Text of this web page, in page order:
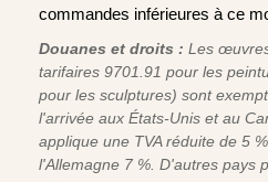
commandes inférieures à ce
Douanes et droits : Les
tarifaires 9701.91 pour les
pour les sculptures) sont
l'arrivée aux États-Unis et au
applique une TVA réduite de 5
l'Allemagne 7 %. D'autres pays